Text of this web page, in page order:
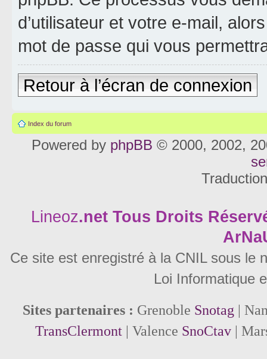
d’utilisateur et votre e-mail,
mot de passe qui vous
Retour à l’écran de connexion
Index du forum
Powered by phpBB © 2000, 2002,
Lineoz.net Tous Droits
Ce site est enregistré à la CNIL sous le
Loi Informatique
Sites partenaires : Grenoble Snotag |
TransClermont| Valence SnoCtav|